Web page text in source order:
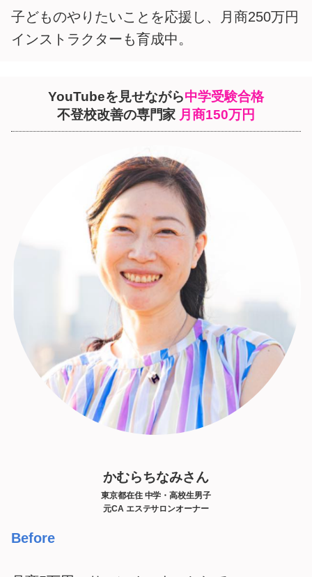
子どものやりたいことを応援し、月商250万円
インストラクターも育成中。
YouTubeを見せながら中学受験合格
不登校改善の専門家 月商150万円
かむらちなみさん
東京都在住 中学・高校生男子
元CA エステサロンオーナー
Before